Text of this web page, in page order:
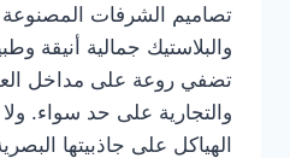
تصاميم الشرفات
والبلاستيك جمالية أنيقة
تضفي روعة على مداخل
والتجارية على حد سواء.
الهياكل على جاذبيتها